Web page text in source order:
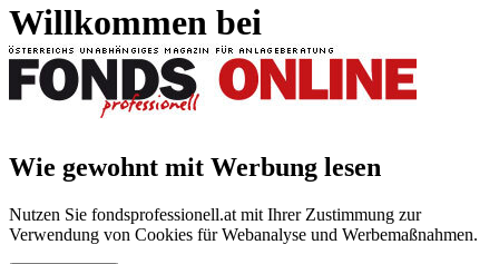
Willkommen bei
Wie gewohnt mit Werbung lesen
Nutzen Sie fondsprofessionell.at mit Ihrer Zustimmung zur
Verwendung von Cookies für Webanalyse und Werbemaßnahmen.